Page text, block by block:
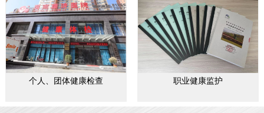
个人、团体健康检查 职业健康监护